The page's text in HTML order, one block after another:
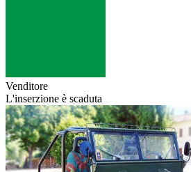
Venditore
L'inserzione è scaduta